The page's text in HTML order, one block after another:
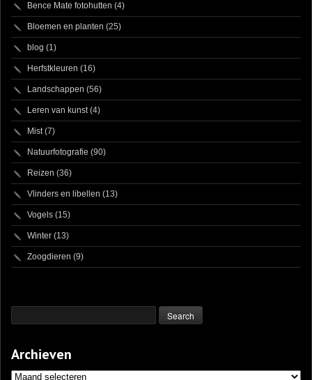
Bence Mate fotohutten (4)
Bloemen en planten (25)
blog (1)
Herfstkleuren (16)
Landschappen (56)
Leren van kunst(4)
Mist(7)
Natuurfotografie (90)
Reizen (36)
Vlinders en libellen (13)
Vogels (15)
Winter (13)
Zoogdieren (9)
Archieven
Archieven